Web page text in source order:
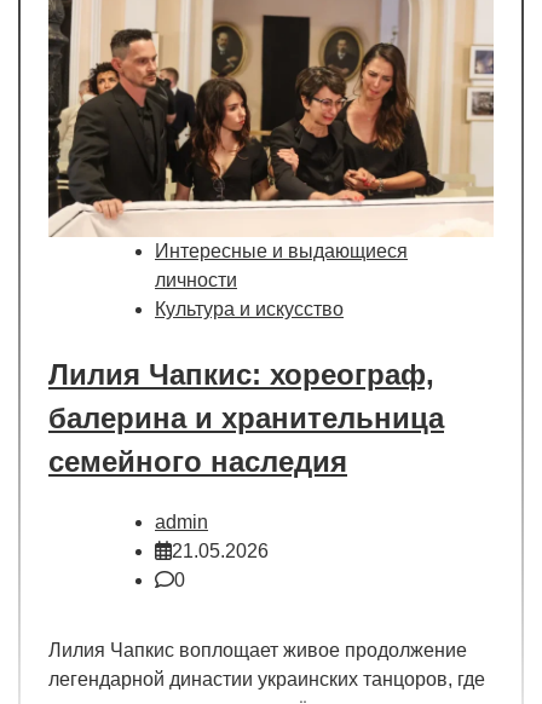
Интересные и выдающиеся
личности
Культура и искусство
Лилия Чапкис: хореограф,
балерина и хранительница
семейного наследия
admin
21.05.2026
0
Лилия Чапкис воплощает живое продолжение
легендарной династии украинских танцоров, где